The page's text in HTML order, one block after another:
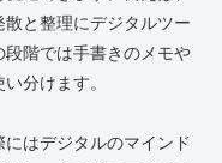
と整理にデジタルツー
階では手書きのメモや
分けます。
はデジタルのマインド